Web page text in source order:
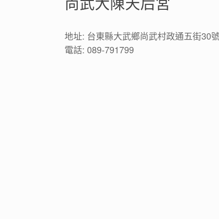
地址: 台東縣大武鄉尚武村政通五街30
電話: 089-791799